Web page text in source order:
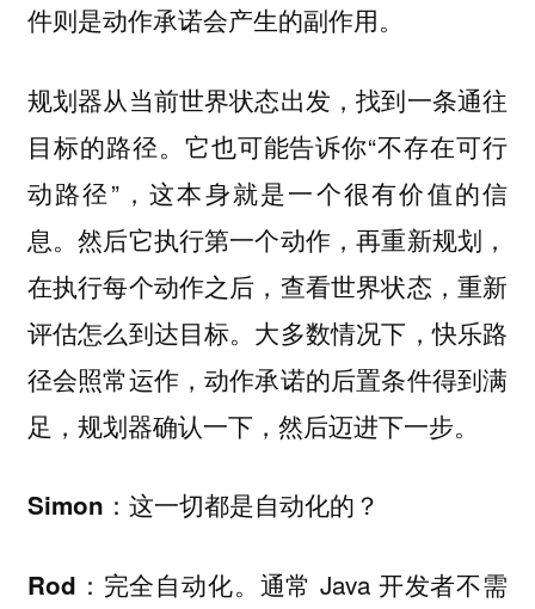
件则是动作承诺会产生的副作用。
规划器从当前世界状态出发，找到一条通往
目标的路径。它也可能告诉你“不存在可行
动路径”，这本身就是一个很有价值的信
息。然后它执行第一个动作，再重新规划，
在执行每个动作之后，查看世界状态，重新
评估怎么到达目标。大多数情况下，快乐路
径会照常运作，动作承诺的后置条件得到满
足，规划器确认一下，然后迈进下一步。
Simon：这一切都是自动化的？
Rod： 完全自动化。通常 Java 开发者不需